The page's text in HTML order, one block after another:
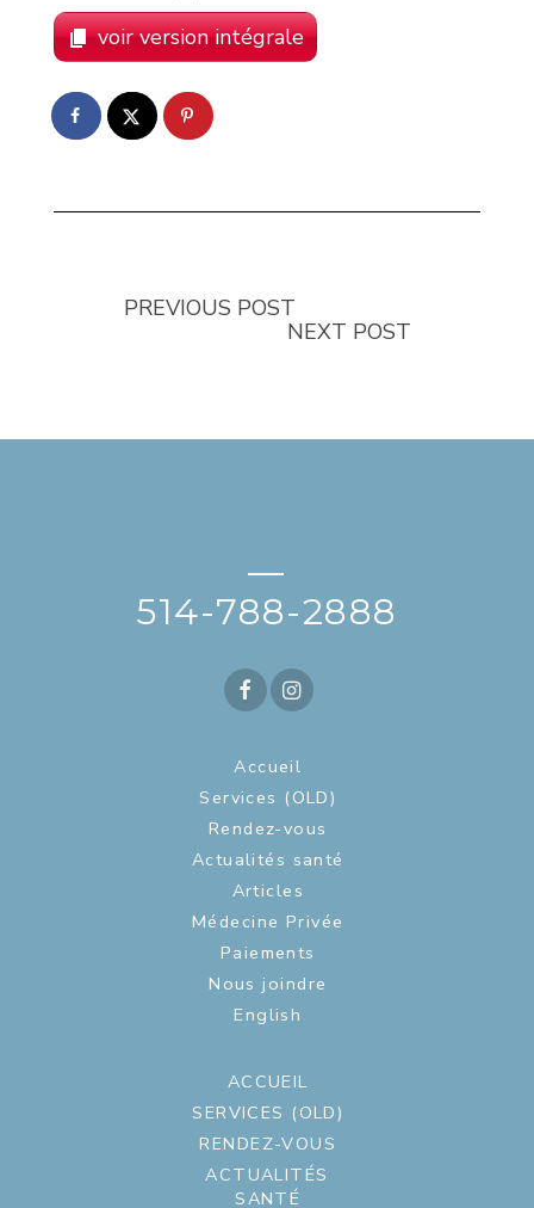
voir version intégrale
PREVIOUS POST
NEXT POST
—
514-788-2888
Accueil
Services (OLD)
Rendez-vous
Actualités santé
Articles
Médecine Privée
Paiements
Nous joindre
English
ACCUEIL
SERVICES (OLD)
RENDEZ-VOUS
ACTUALITÉS
SANTÉ